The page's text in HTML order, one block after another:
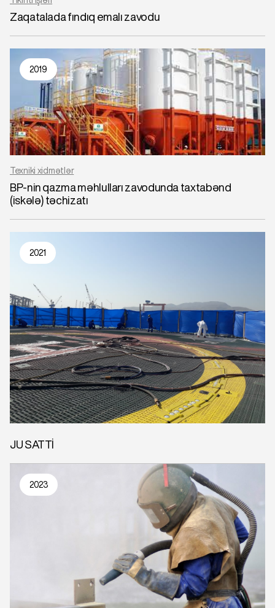
2023
Zaqatalada fındıq emalı zavodu
2019
Texniki xidmətlər
BP-nin qazma məhlulları zavodunda taxtabənd
(iskələ) təchizatı
2021
JU SATTİ